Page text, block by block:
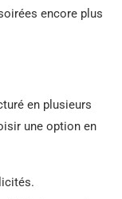
encore plus
en plusieurs
une option en